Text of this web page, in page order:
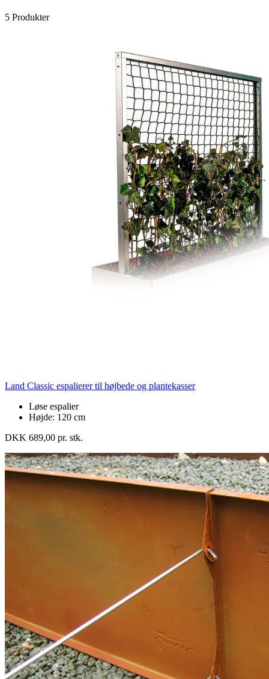
5 Produkter
Land Classic espalierer til højbede og plantekasser
Løse espalier
Højde: 120 cm
DKK 689,00 pr. stk.